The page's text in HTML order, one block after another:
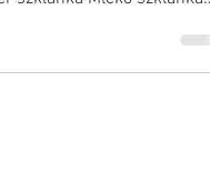
1/2 szklanki Kakao
szklanka Mleko szklanka